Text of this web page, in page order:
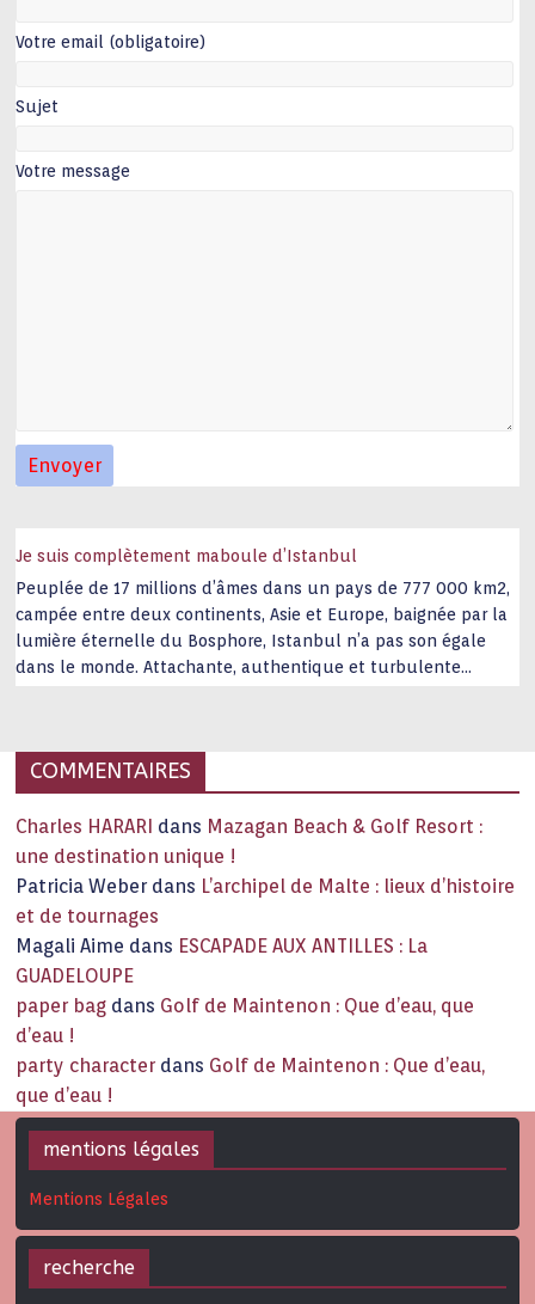
Votre email (obligatoire)
Sujet
Votre message
Je suis complètement maboule d’Istanbul
Peuplée de 17 millions d’âmes dans un pays de 777 000 km2,
campée entre deux continents, Asie et Europe, baignée par la
lumière éternelle du Bosphore, Istanbul n’a pas son égale
dans le monde. Attachante, authentique et turbulente
COMMENTAIRES
Charles HARARI dans Mazagan Beach & Golf Resort :
une destination unique !
Patricia Weber dans L’archipel de Malte : lieux d’histoire
et de tournages
Magali Aime dans ESCAPADE AUX ANTILLES : La
GUADELOUPE
paper bag dans Golf de Maintenon : Que d’eau, que
d’eau !
party character dans Golf de Maintenon : Que d’eau,
que d’eau !
mentions légales
Mentions Légales
recherche